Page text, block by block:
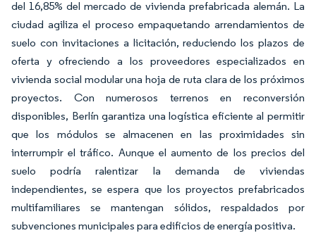
del 16,85% del mercado de vivienda prefabricada alemán. La
ciudad agiliza el proceso empaquetando arrendamientos de
suelo con invitaciones a licitación, reduciendo los plazos de
oferta y ofreciendo a los proveedores especializados en
vivienda social modular una hoja de ruta clara de los próximos
proyectos. Con numerosos terrenos en reconversión
disponibles, Berlín garantiza una logística eficiente al permitir
que los módulos se almacenen en las proximidades sin
interrumpir el tráfico. Aunque el aumento de los precios del
suelo podría ralentizar la demanda de viviendas
independientes, se espera que los proyectos prefabricados
multifamiliares se mantengan sólidos, respaldados por
subvenciones municipales para edificios de energía positiva.